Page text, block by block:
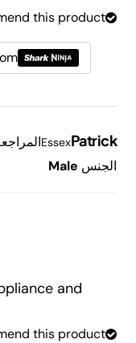
this product.
Patrick
Essex
الجنس Male
and
this product.